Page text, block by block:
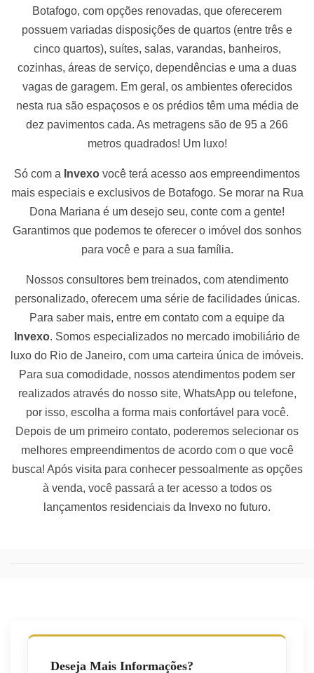
Botafogo, com opções renovadas, que oferecerem
possuem variadas disposições de quartos (entre três e
cinco quartos), suítes, salas, varandas, banheiros,
cozinhas, áreas de serviço, dependências e uma a duas
vagas de garagem. Em geral, os ambientes oferecidos
nesta rua são espaçosos e os prédios têm uma média de
dez pavimentos cada. As metragens são de 95 a 266
metros quadrados! Um luxo!
Só com a Invexo você terá acesso aos empreendimentos
mais especiais e exclusivos de Botafogo. Se morar na Rua
Dona Mariana é um desejo seu, conte com a gente!
Garantimos que podemos te oferecer o imóvel dos sonhos
para você e para a sua família.
Nossos consultores bem treinados, com atendimento
personalizado, oferecem uma série de facilidades únicas.
Para saber mais, entre em contato com a equipe da
Invexo. Somos especializados no mercado imobiliário de
luxo do Rio de Janeiro, com uma carteira única de imóveis.
Para sua comodidade, nossos atendimentos podem ser
realizados através do nosso site, WhatsApp ou telefone,
por isso, escolha a forma mais confortável para você.
Depois de um primeiro contato, poderemos selecionar os
melhores empreendimentos de acordo com o que você
busca! Após visita para conhecer pessoalmente as opções
à venda, você passará a ter acesso a todos os
lançamentos residenciais da Invexo no futuro.
Deseja Mais Informações?